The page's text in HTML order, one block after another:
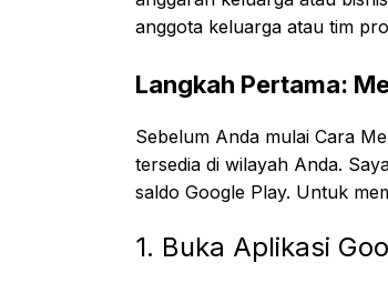
anggota keluarga atau tim
Langkah Pertama:
Sebelum Anda mulai Cara
tersedia di wilayah Anda.
saldo Google Play. Untuk
1. Buka Aplikasi